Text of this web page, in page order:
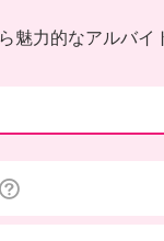
魅力的なアルバイ